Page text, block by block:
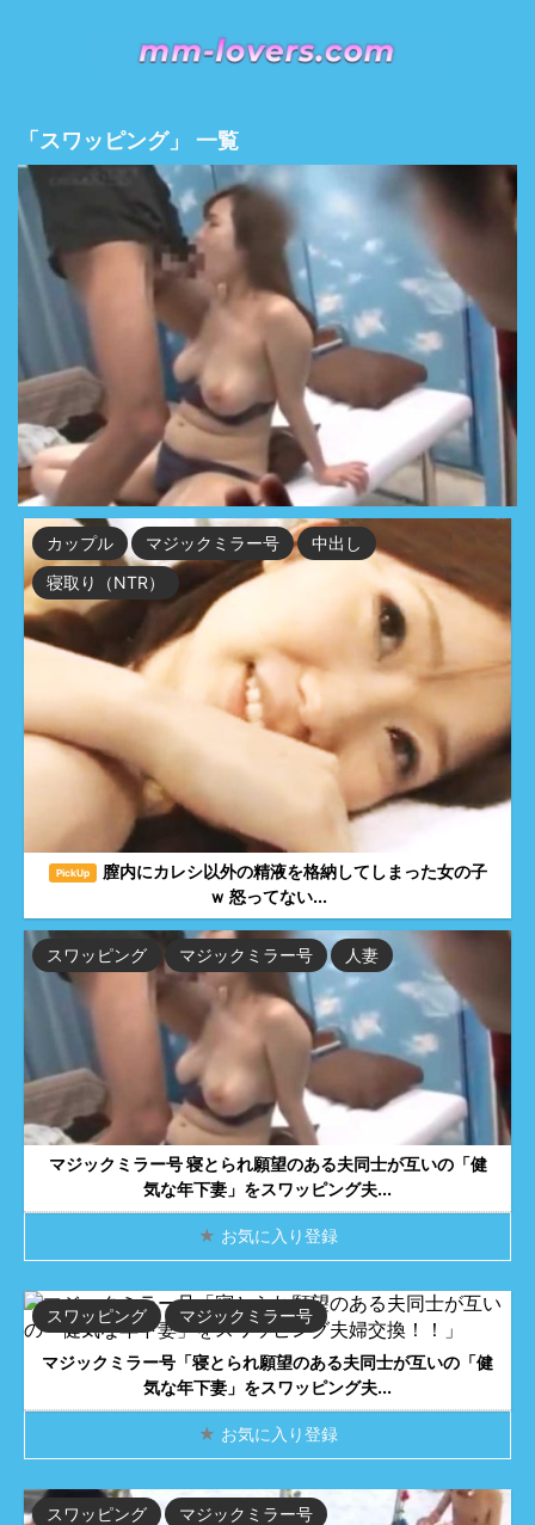
「スワッピング」 一覧
カップル マジックミラー号
中出し
寝取り（NTR）
PickUp
膣内にカレシ以外の精液を格納してしまった女の子
ｗ 怒ってない...
スワッピング マジックミラー号 人妻
マジックミラー号 寝とられ願望のある夫同士が互いの「健
気な年下妻」をスワッピング夫...
★ お気に入り登録
スワッピング マジックミラー号
マジックミラー号「寝とられ願望のある夫同士が互いの「健
気な年下妻」をスワッピング夫...
★ お気に入り登録
スワッピング マジックミラー号